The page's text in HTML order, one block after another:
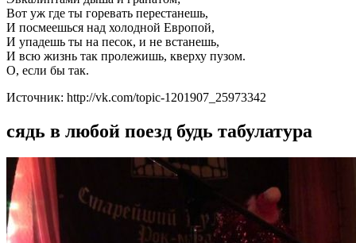
Вот уж где ты горевать перестанешь,
И посмеешься над холодной Европой,
И упадешь ты на песок, и не встанешь,
И всю жизнь так пролежишь, кверху пузом.
О, если бы так.
Источник: http://vk.com/topic-1201907_25973342
сядь в любой поезд будь табулатура